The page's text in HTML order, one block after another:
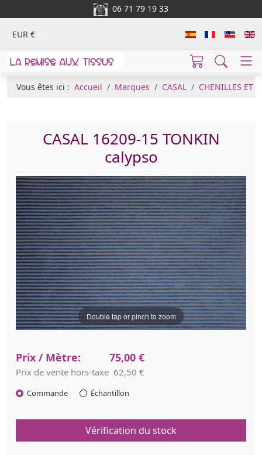
06 71 79 19 33
EUR €
Vous êtes ici : Accueil Marques CASAL CHENILLES ET
CASAL 16209-15 TONKIN
calypso
Double tap or pinch to zoom
Prix / Mètre: 75,00 €
Prix de vente hors-taxe 62,50 €
Commande Échantillon
Vérification du stock